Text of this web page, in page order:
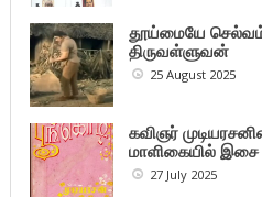
தூய்மையே
திருவள்ளுவன்
25 August 2025
கவிஞர்
மாளிகையில் இசை
27 July 2025